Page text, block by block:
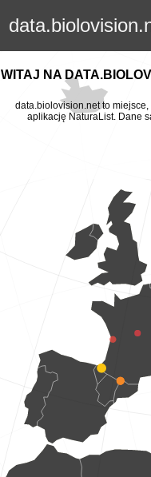
WITAJ NA
data.biolovision.net to
aplikację NaturaList. Dane